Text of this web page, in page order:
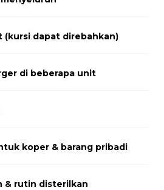
(kursi dapat direbahkan)
di beberapa unit
koper & barang pribadi
& rutin disterilkan